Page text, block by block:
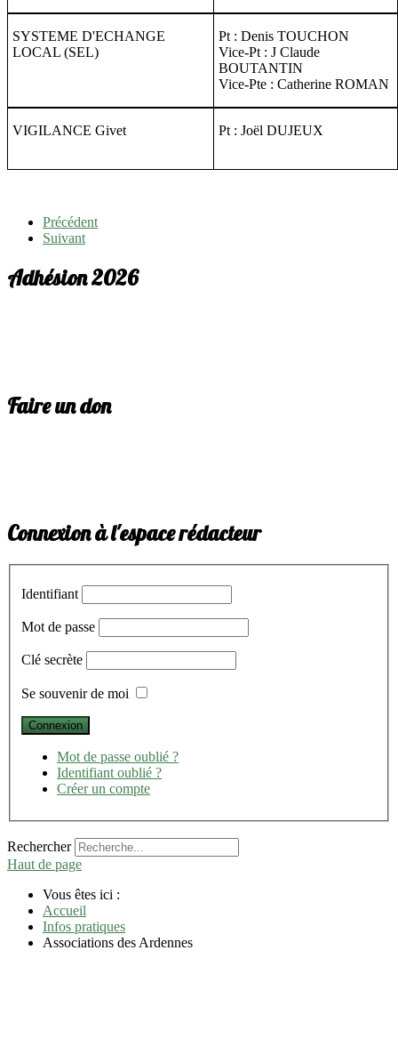
SYSTEME D'ECHANGE
LOCAL (SEL)
Pt : Denis TOUCHON
Vice-Pt : J Claude
BOUTANTIN
Vice-Pte : Catherine ROMAN
VIGILANCE Givet Pt : Joël DUJEUX
Précédent
Suivant
Adhésion 2026
Faire un don
Connexion à l'espace rédacteur
Identifiant
Mot de passe
Clé secrète
Se souvenir de moi
Mot de passe oublié ?
Identifiant oublié ?
Créer un compte
Rechercher
Haut de page
Vous êtes ici :
Accueil
Infos pratiques
Associations des Ardennes